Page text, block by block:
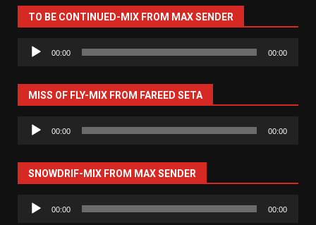
TO BE CONTINUED-MIX FROM MAX SENDER
Аудиоплеер
00:00 00:00
MISS OF FLY-MIX FROM FAREED SETA
Аудиоплеер
00:00 00:00
SNOWDRIF-MIX FROM MAX SENDER
Аудиоплеер
00:00 00:00